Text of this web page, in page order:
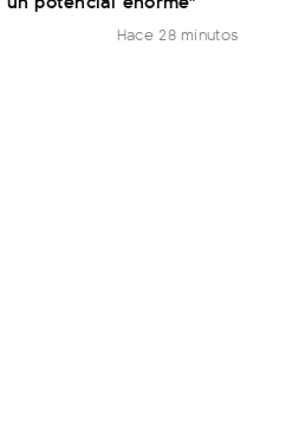
Hace 28 minutos